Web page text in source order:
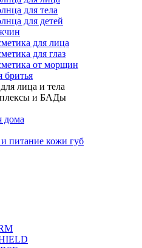
для тела
для детей
для лица
для глаз
от морщин
бритья
лица и тела
и БАДы
дома
питание кожи губ